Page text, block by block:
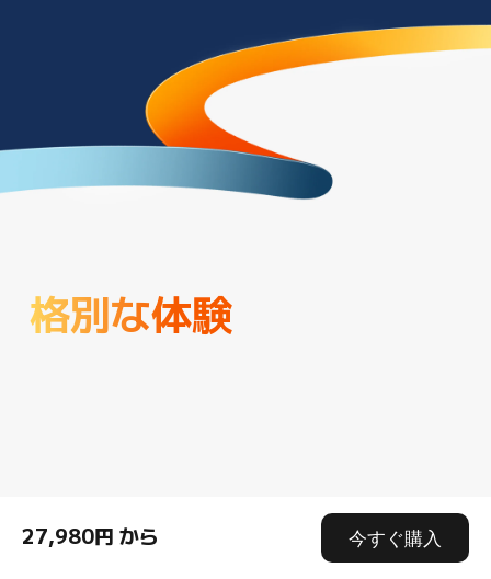
27,980円 から 今すぐ購入
格別な体験
4G対応